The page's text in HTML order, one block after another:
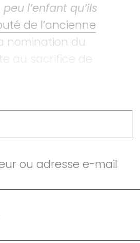
l’enfant qu’ils
de l’ancienne
nomination du
au sacrifice de
ou adresse e-mail